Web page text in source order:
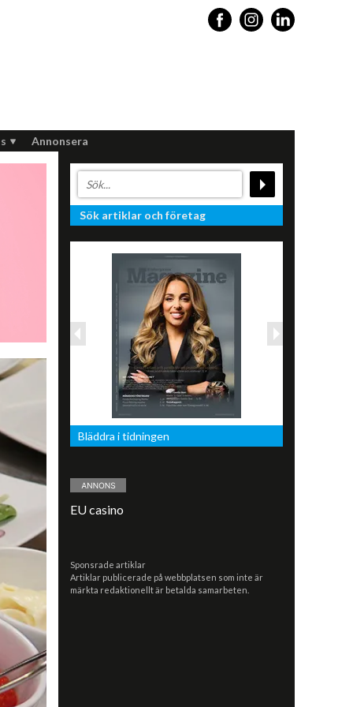
Annonsera
Sök artiklar och företag
Bläddra i tidningen
EU casino
Sponsrade artiklar
Artiklar publicerade på webbplatsen som inte är
märkta redaktionellt är betalda samarbeten.